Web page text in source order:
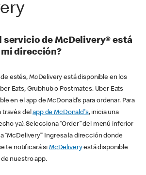
servicio de McDelivery® está
dirección?
estés, McDelivery está disponible en los
Eats, Grubhub o Postmates. Uber Eats
en el app de McDonald’s para ordenar. Para
través delapp de McDonald's, inicia una
ya). Selecciona “Order” del menú inferior
“McDelivery’” Ingresa la dirección donde
te notificará si McDeliveryestá disponible
nuestro app.